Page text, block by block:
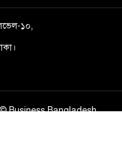
১০,
Business Bangladesh